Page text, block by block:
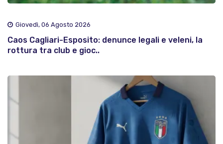
Giovedì, 06 Agosto 2026
Caos Cagliari-Esposito: denunce legali e veleni, la
rottura tra club e gioc..